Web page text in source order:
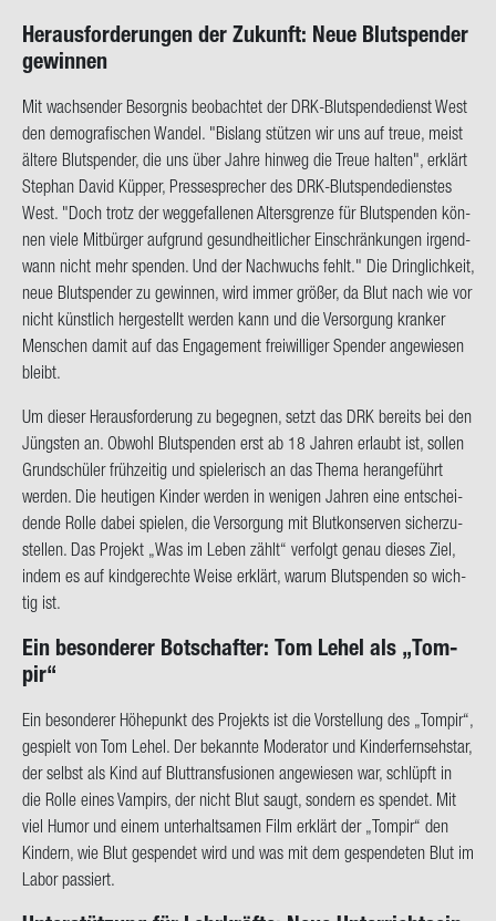
Her­aus­for­de­run­gen der Zu­kunft: Neue Blut­spen­der
ge­win­nen
Mit wach­sen­der Be­sorg­nis be­ob­ach­tet der DRK-​Blutspendedienst West
den de­mo­gra­fi­schen Wan­del. "Bis­lang stüt­zen wir uns auf treue, meist
äl­te­re Blut­spen­der, die uns über Jahre hin­weg die Treue hal­ten", er­klärt
Ste­phan David Küp­per, Pres­se­spre­cher des DRK-​Blutspendedienstes
West. "Doch trotz der weg­ge­fal­le­nen Al­ters­gren­ze für Blut­spen­den kön­
nen viele Mit­bür­ger auf­grund ge­sund­heit­li­cher Ein­schrän­kun­gen ir­gend­
wann nicht mehr spen­den. Und der Nach­wuchs fehlt." Die Dring­lich­keit,
neue Blut­spen­der zu ge­win­nen, wird immer grö­ßer, da Blut nach wie vor
nicht künst­lich her­ge­stellt wer­den kann und die Ver­sor­gung kran­ker
Men­schen damit auf das En­ga­ge­ment frei­wil­li­ger Spen­der an­ge­wie­sen
bleibt.
Um die­ser Her­aus­for­de­rung zu be­geg­nen, setzt das DRK be­reits bei den
Jüngs­ten an. Ob­wohl Blut­spen­den erst ab 18 Jah­ren er­laubt ist, sol­len
Grund­schü­ler früh­zei­tig und spie­le­risch an das Thema her­an­ge­führt
wer­den. Die heu­ti­gen Kin­der wer­den in we­ni­gen Jah­ren eine ent­schei­
den­de Rolle dabei spie­len, die Ver­sor­gung mit Blut­kon­ser­ven si­cher­zu­
stel­len. Das Pro­jekt „Was im Leben zählt“ ver­folgt genau die­ses Ziel,
indem es auf kind­ge­rech­te Weise er­klärt, warum Blut­spen­den so wich­
tig ist.
Ein be­son­de­rer Bot­schaf­ter: Tom Lehel als „Tom­
pir“
Ein be­son­de­rer Hö­he­punkt des Pro­jekts ist die Vor­stel­lung des „Tom­pir“,
ge­spielt von Tom Lehel. Der be­kann­te Mo­de­ra­tor und Kin­der­fern­seh­star,
der selbst als Kind auf Blut­trans­fu­sio­nen an­ge­wie­sen war, schlüpft in
die Rolle eines Vam­pirs, der nicht Blut saugt, son­dern es spen­det. Mit
viel Humor und einem un­ter­halt­sa­men Film er­klärt der „Tom­pir“ den
Kin­dern, wie Blut ge­spen­det wird und was mit dem ge­spen­de­ten Blut im
Labor pas­siert.